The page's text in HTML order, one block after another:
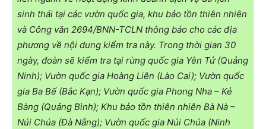
sinh thái tại các vườn quốc gia, khu bảo tồn thiên nhiên
và Công văn 2694/BNN-TCLN thông báo cho các địa
phương về nội dung kiểm tra này. Trong thời gian 30
ngày, đoàn sẽ kiểm tra tại rừng quốc gia Yên Tử (Quảng
Ninh); Vườn quốc gia Hoàng Liên (Lào Cai); Vườn quốc
gia Ba Bể (Bắc Kạn); Vườn quốc gia Phong Nha – Kẻ
Bàng (Quảng Bình); Khu bảo tồn thiên nhiên Bà Nà –
Núi Chúa (Đà Nẵng); Vườn quốc gia Núi Chúa (Ninh